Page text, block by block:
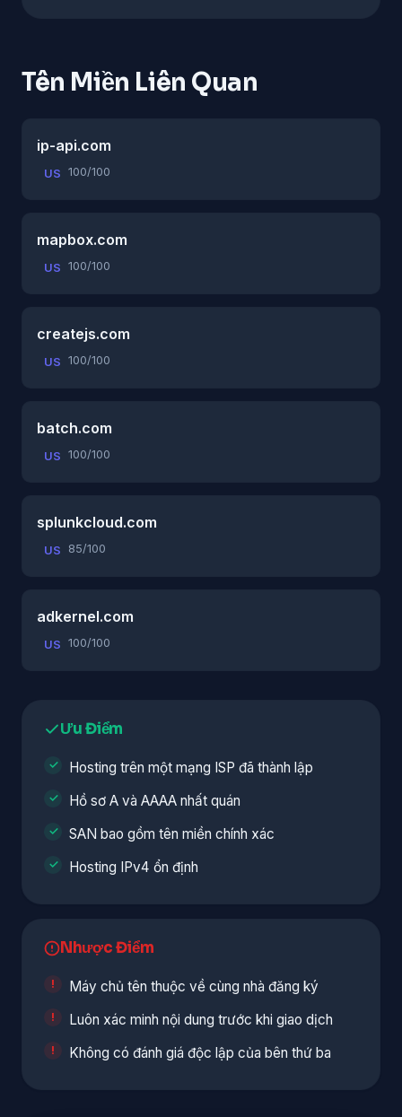
Tên Miền Liên Quan
ip-api.com
US 100/100
mapbox.com
US 100/100
createjs.com
US 100/100
batch.com
US 100/100
splunkcloud.com
US 85/100
adkernel.com
US 100/100
Ưu Điểm
Hosting trên một mạng ISP đã thành lập
Hồ sơ A và AAAA nhất quán
SAN bao gồm tên miền chính xác
Hosting IPv4 ổn định
Nhược Điểm
Máy chủ tên thuộc về cùng nhà đăng ký
Luôn xác minh nội dung trước khi giao dịch
Không có đánh giá độc lập của bên thứ ba